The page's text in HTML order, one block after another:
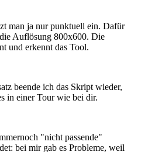
man ja nur punktuell ein. Dafür
Auflösung 800x600. Die
und erkennt das Tool.
beende ich das Skript wieder,
in einer Tour wie bei dir.
"nicht passende"
bei mir gab es Probleme, weil